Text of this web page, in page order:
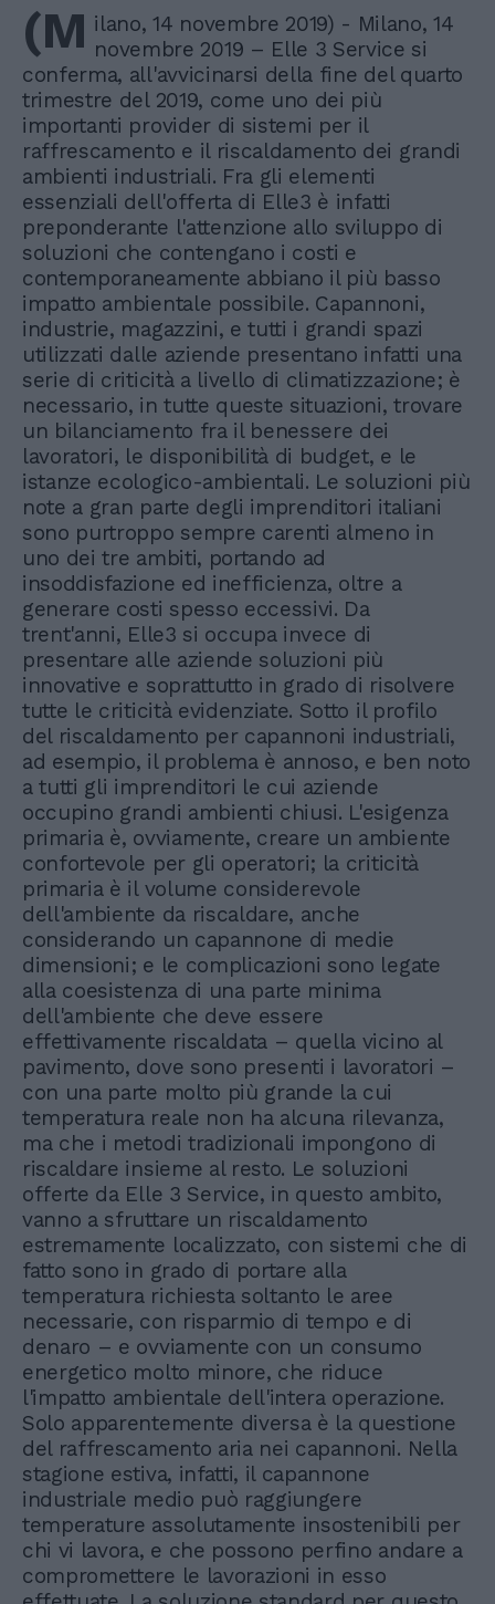
(M ilano, 14 novembre 2019) - Milano, 14
novembre 2019 – Elle 3 Service si
conferma, all'avvicinarsi della fine del quarto
trimestre del 2019, come uno dei più
importanti provider di sistemi per il
raffrescamento e il riscaldamento dei grandi
ambienti industriali. Fra gli elementi
essenziali dell'offerta di Elle3 è infatti
preponderante l'attenzione allo sviluppo di
soluzioni che contengano i costi e
contemporaneamente abbiano il più basso
impatto ambientale possibile. Capannoni,
industrie, magazzini, e tutti i grandi spazi
utilizzati dalle aziende presentano infatti una
serie di criticità a livello di climatizzazione; è
necessario, in tutte queste situazioni, trovare
un bilanciamento fra il benessere dei
lavoratori, le disponibilità di budget, e le
istanze ecologico-ambientali. Le soluzioni più
note a gran parte degli imprenditori italiani
sono purtroppo sempre carenti almeno in
uno dei tre ambiti, portando ad
insoddisfazione ed inefficienza, oltre a
generare costi spesso eccessivi. Da
trent'anni, Elle3 si occupa invece di
presentare alle aziende soluzioni più
innovative e soprattutto in grado di risolvere
tutte le criticità evidenziate. Sotto il profilo
del riscaldamento per capannoni industriali,
ad esempio, il problema è annoso, e ben noto
a tutti gli imprenditori le cui aziende
occupino grandi ambienti chiusi. L'esigenza
primaria è, ovviamente, creare un ambiente
confortevole per gli operatori; la criticità
primaria è il volume considerevole
dell'ambiente da riscaldare, anche
considerando un capannone di medie
dimensioni; e le complicazioni sono legate
alla coesistenza di una parte minima
dell'ambiente che deve essere
effettivamente riscaldata – quella vicino al
pavimento, dove sono presenti i lavoratori –
con una parte molto più grande la cui
temperatura reale non ha alcuna rilevanza,
ma che i metodi tradizionali impongono di
riscaldare insieme al resto. Le soluzioni
offerte da Elle 3 Service, in questo ambito,
vanno a sfruttare un riscaldamento
estremamente localizzato, con sistemi che di
fatto sono in grado di portare alla
temperatura richiesta soltanto le aree
necessarie, con risparmio di tempo e di
denaro – e ovviamente con un consumo
energetico molto minore, che riduce
l'impatto ambientale dell'intera operazione.
Solo apparentemente diversa è la questione
del raffrescamento aria nei capannoni. Nella
stagione estiva, infatti, il capannone
industriale medio può raggiungere
temperature assolutamente insostenibili per
chi vi lavora, e che possono perfino andare a
compromettere le lavorazioni in esso